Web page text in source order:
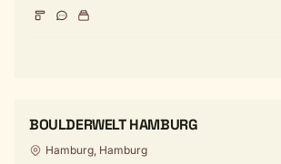
BOULDERWELT HAMBURG
Hamburg, Hamburg